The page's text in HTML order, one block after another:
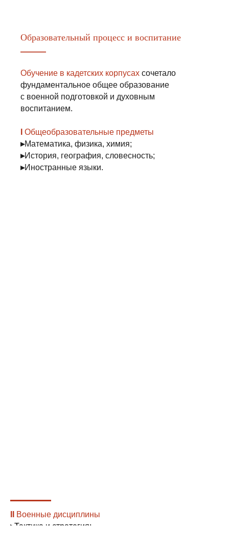
Образовательный процесс и воспитание
Обучение в кадетских корпусах сочетaлo
фундаментальное общее образование
с военной подготовкой и духовным
воспитанием.
Общеобразовательные предметы
▸Математика, физика, химия;
▸История, география, словесность;
▸Иностранные языки.
Военные дисциплины
▸ Тактика и стратегия;